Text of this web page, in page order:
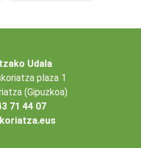
Udala
plaza 1
(Gipuzkoa)
71 44 07